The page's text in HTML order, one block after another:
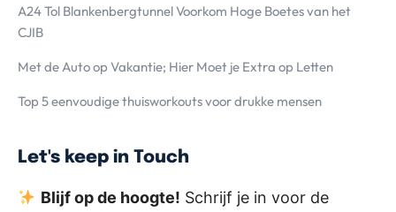
A24 Tol Blankenbergtunnel Voorkom Hoge Boetes van het
CJIB
Met de Auto op Vakantie; Hier Moet je Extra op Letten
Top 5 eenvoudige thuisworkouts voor drukke mensen
Let's keep in Touch
Blijf op de hoogte! Schrijf je in voor de